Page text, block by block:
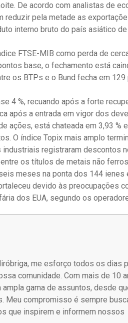
De acordo com analistas de
reduzir pela metade as
interno bruto do país asiático de
FTSE-MIB como perda de
base, o fechamento está
os BTPs e o Bund fecha em
4 %, recuando após a forte
após a entrada em vigor dos
ações, está chateada em 3,93 %
O índice Topix mais amplo
industriais registraram descontos
os títulos de metais não
meses na ponta dos 144 ienes
devido às preocupações
dos EUA, segundo os
me esforço todos os dias
comunidade. Com mais de 10
gama de assuntos, desde
Meu compromisso é sempre
que inspirem e informem nossos